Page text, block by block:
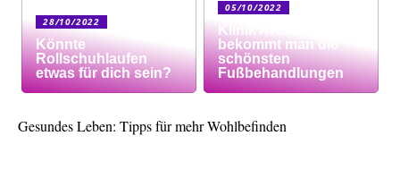
28/10/2022
Könnte
Rollschuhlaufen
etwas für dich sein?
05/10/2022
Klinik AK: Hier
bekommt man die
schönsten
Fußbehandlungen
Gesundes Leben: Tipps für mehr Wohlbefinden